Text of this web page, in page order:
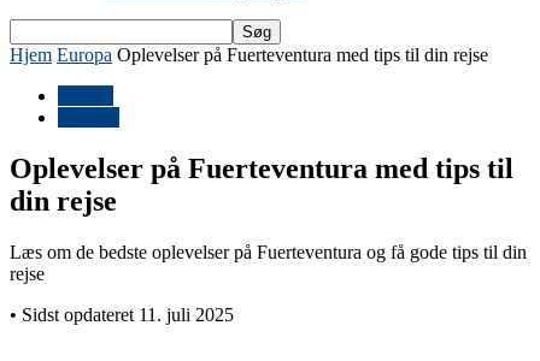
Hjem Europa Oplevelser på Fuerteventura med tips til din rejse
Oplevelser på Fuerteventura med tips til
din rejse
Læs om de bedste oplevelser på Fuerteventura og få gode tips til din
rejse
• Sidst opdateret 11. juli 2025